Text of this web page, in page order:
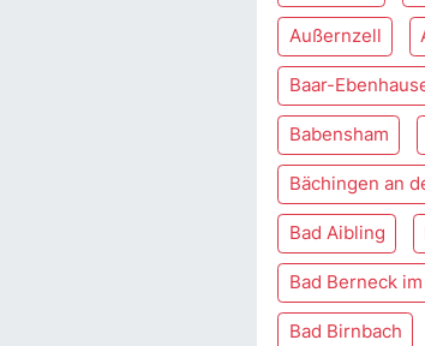
Außernzell
Baar-
Babensham
Bächingen an
Bad Aibling
Bad Berneck
Bad Birnbach